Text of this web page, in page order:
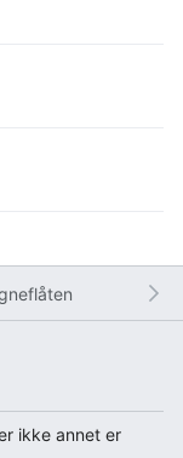
ikke annet er